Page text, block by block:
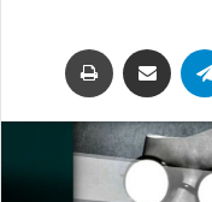
تيلقرام مشاركة عبر البريد